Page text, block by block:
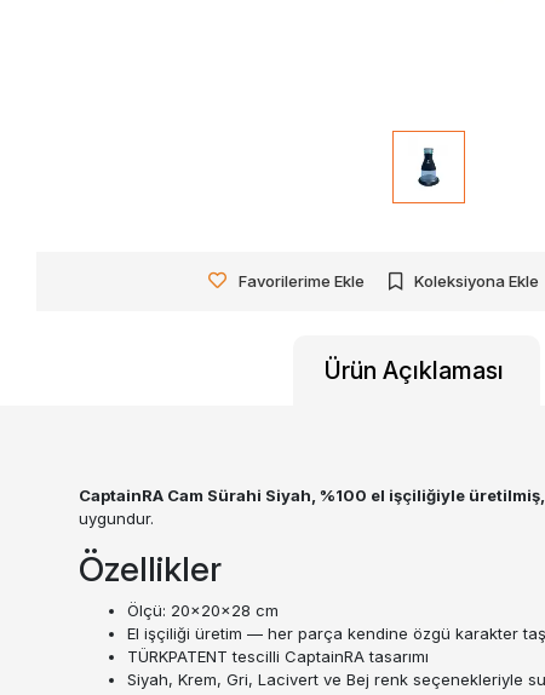
Favorilerime Ekle Koleksiyona Ekle
Ürün Açıklaması
CaptainRA Cam Sürahi Siyah, %100 el işçiliğiyle
uygundur.
Özellikler
Ölçü: 20x20x28 cm
El işçiliği üretim — her parça kendine özgü karakter
TÜRKPATENT tescilli CaptainRA tasarımı
Siyah, Krem, Gri, Lacivert ve Bej renk seçenekleriyle